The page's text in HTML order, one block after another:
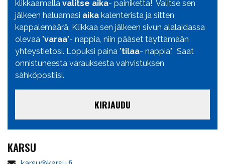
klikkaamalla valitse aika- painiketta! Valitse sen
jälkeen haluamasi aika kalenterista ja sitten
kappalemäärä. Klikkaa sen jälkeen sivun alalaidassa
olevaa "varaa"- nappia, niin pääset täyttämään
yhteystietosi. Lopuksi paina "tilaa- nappia". Saat
onnistuneesta varauksesta vahvistuksen
sähköpostiisi.
KIRJAUDU
KARSU